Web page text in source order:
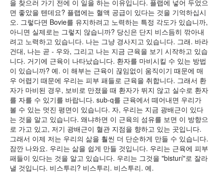
을 찾으러 가기 전에 이 일을 하는 이유입니다. 플랩에 넣어 두었으
면 좋았을 텐데요? 플랩에는 혈액 공급이 있다는 것을 기억하십시
오. 그렇다면 Bovie를 유지하려고 노력하는 특정 각도가 있습니까,
아니면 실제로는 그렇지 않습니까? 당신은 단지 비스듬히 깎아내
려고 노력하고 있습니다. 나는 그냥 경사지고 있습니다. 그래. 바라
건대, 나는 곧 - 우와, 그리고 나는 지금 근육을 보기 시작하고 있습
니다. 거기에 근육이 나타났습니다. 환자를 마비시킬 수 있는 방법
이 있습니까? 예. 이 해부는 근육이 끊임없이 움직이기 때문에 매
우 어렵기 때문에 우리는 피부 패들로 근육을 취합니다. 그래서 환
자가 마비된 경우, 보비로 만졌을 때 환자가 뛰지 않고 실수로 환자
를 자를 수 있기를 바랍니다. sub-q를 근육에서 떼어내면 우리가
볼 수 있는 멋진 평면이 있습니다. 자, 우리는 지금 광배근이 있다
는 것을 알고 있습니다. 왜냐하면 이 근육의 섬유를 보면 이 방향으
로 가고 있고, 저기 광배근이 혈관 지점을 향하고 있는 곳입니다.
그래서 이제 저는 우리의 삶을 훨씬 더 단순하게 만들 수 있습니다.
잠깐 나와요. 우리는 삶을 쉽게 만들 것입니다. 우리는 근육에 피부
패들이 있다는 것을 알고 있습니다. 우리는 그것을 "bisturí"로 잘라
낼 것입니다. 비스투리? 비스투리. 비스투리. 예.